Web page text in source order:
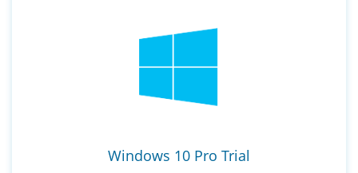
Windows 10 Pro Trial